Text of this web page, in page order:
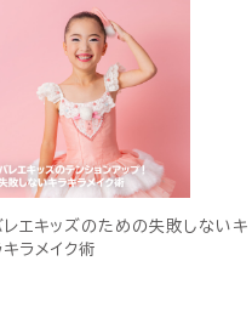
レエキッズのための失敗しないキ
キラメイク術